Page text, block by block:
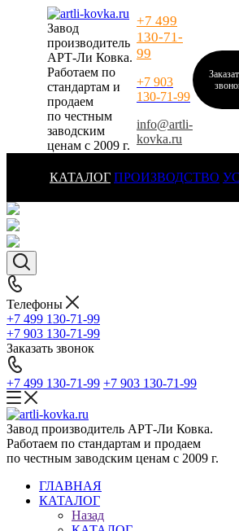
Завод
производитель
АРТ-Ли Ковка.
Работаем по
стандартам и
продаем
по честным
заводским
ценам с 2009 г.
+7 499
130-71-
99
+7 903
130-71-99
info@artli-
kovka.ru
КАТАЛОГ ПРОИЗВОДСТВО
Телефоны
+7 499 130-71-99
+7 903 130-71-99
Заказать звонок
+7 499 130-71-99 +7 903 130-71-99
Завод производитель АРТ-Ли Ковка.
Работаем по стандартам и продаем
по честным заводским ценам с 2009 г.
ГЛАВНАЯ
КАТАЛОГ
Назад